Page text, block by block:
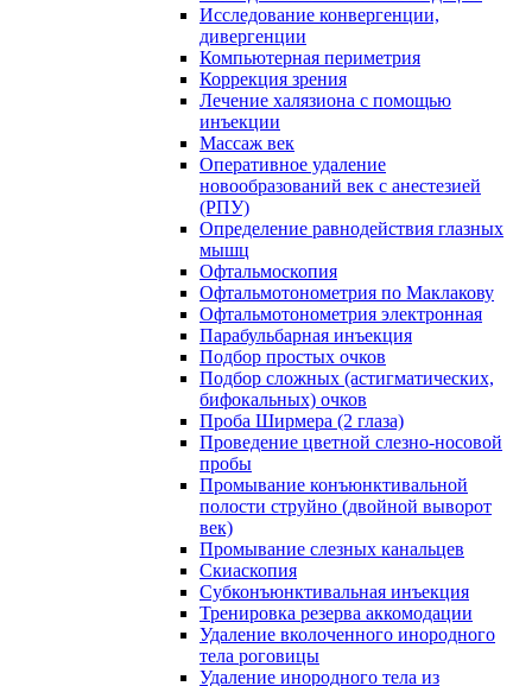
Исследование конвергенции,
дивергенции
Компьютерная периметрия
Коррекция зрения
Лечение халязиона с помощью
инъекции
Массаж век
Оперативное удаление
новообразований век с анестезией
(РПУ)
Определение равнодействия глазных
мышц
Офтальмоскопия
Офтальмотонометрия по Маклакову
Офтальмотонометрия электронная
Парабульбарная инъекция
Подбор простых очков
Подбор сложных (астигматических,
бифокальных) очков
Проба Ширмера (2 глаза)
Проведение цветной слезно-носовой
пробы
Промывание конъюнктивальной
полости струйно (двойной выворот
век)
Промывание слезных канальцев
Скиаскопия
Субконъюнктивальная инъекция
Тренировка резерва аккомодации
Удаление вколоченного инородного
тела роговицы
Удаление инородного тела из